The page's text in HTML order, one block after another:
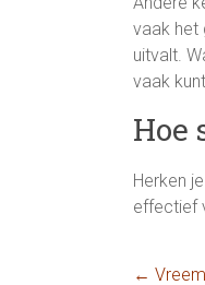
vaak het
uitvalt.
vaak
Hoe
Herken
effectief
←